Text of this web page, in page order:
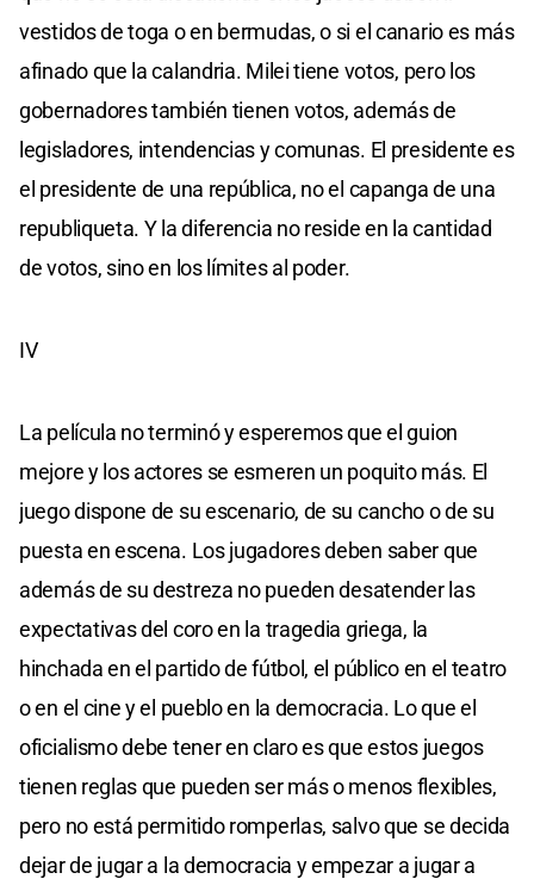
vestidos de toga o en bermudas, o si el canario es más
afinado que la calandria. Milei tiene votos, pero los
gobernadores también tienen votos, además de
legisladores, intendencias y comunas. El presidente es
el presidente de una república, no el capanga de una
republiqueta. Y la diferencia no reside en la cantidad
de votos, sino en los límites al poder.
IV
La película no terminó y esperemos que el guion
mejore y los actores se esmeren un poquito más. El
juego dispone de su escenario, de su cancho o de su
puesta en escena. Los jugadores deben saber que
además de su destreza no pueden desatender las
expectativas del coro en la tragedia griega, la
hinchada en el partido de fútbol, el público en el teatro
o en el cine y el pueblo en la democracia. Lo que el
oficialismo debe tener en claro es que estos juegos
tienen reglas que pueden ser más o menos flexibles,
pero no está permitido romperlas, salvo que se decida
dejar de jugar a la democracia y empezar a jugar a